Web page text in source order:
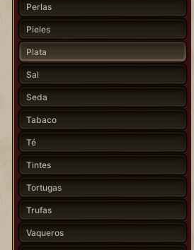
Perlas
Pieles
Plata
Sal
Seda
Tabaco
Té
Tintes
Tortugas
Trufas
Vaqueros